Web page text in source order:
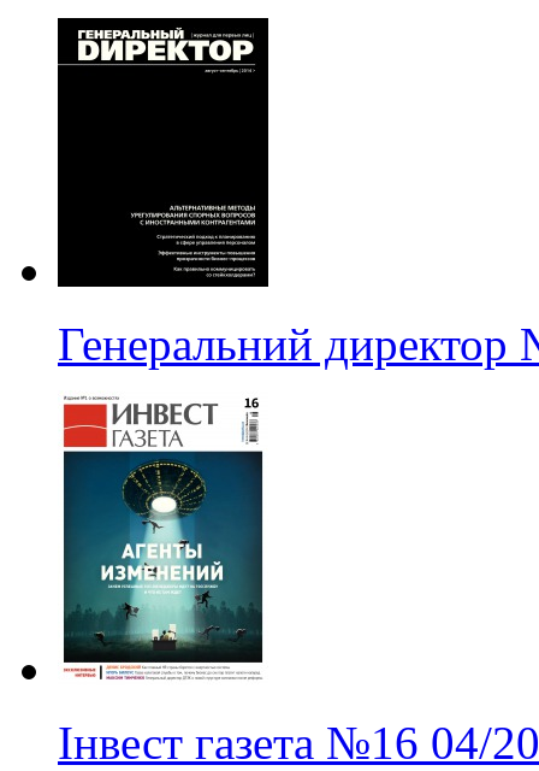
Генеральний директор
Інвест газета №16 04/